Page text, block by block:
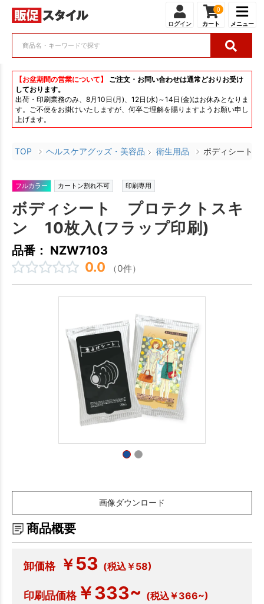
ログイン
0
カート メニュー
【お盆期間の営業について】
ご注文・お問い合わせは通常どおりお受け
しております。
出荷・印刷業務のみ、8月10日(月)、12日(水)～14日(金)はお休みとなりま
す。ご不便をお掛けいたしますが、何卒ご理解を賜りますようお願い申し
上げます。
TOP ヘルスケアグッズ・美容品 衛生用品 ボディシート
フルカラー カートン割れ不可 印刷専用
ボディシート プロテクトスキ
ン 10枚入(フラップ印刷)
品番： NZW7103
0.0 （0件）
画像ダウンロード
商品概要
卸価格 ￥53 (税込￥58)
印刷品価格￥333~ (税込￥366~)